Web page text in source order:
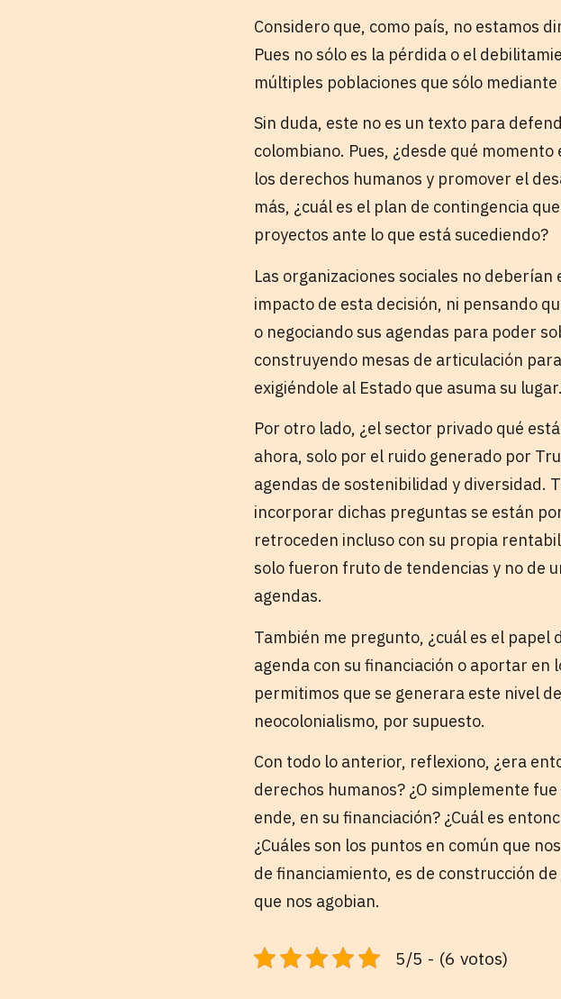
Considero que, como país, no estamos
Pues no sólo es la pérdida o el
múltiples poblaciones que sólo
Sin duda, este no es un texto para
colombiano. Pues, ¿desde qué
los derechos humanos y promover el
más, ¿cuál es el plan de contingencia
proyectos ante lo que está sucediendo?
Las organizaciones sociales no
impacto de esta decisión, ni pensando
o negociando sus agendas para poder
construyendo mesas de articulación
exigiéndole al Estado que asuma su lugar.
Por otro lado, ¿el sector privado qué
ahora, solo por el ruido generado por
agendas de sostenibilidad y diversidad.
incorporar dichas preguntas se están
retroceden incluso con su propia
solo fueron fruto de tendencias y no de
agendas.
También me pregunto, ¿cuál es el
agenda con su financiación o aportar en
permitimos que se generara este nivel
neocolonialismo, por supuesto.
Con todo lo anterior, reflexiono, ¿era
derechos humanos? ¿O simplemente
ende, en su financiación? ¿Cuál es
¿Cuáles son los puntos en común que
de financiamiento, es de construcción
que nos agobian.
5/5 - (6 votos)